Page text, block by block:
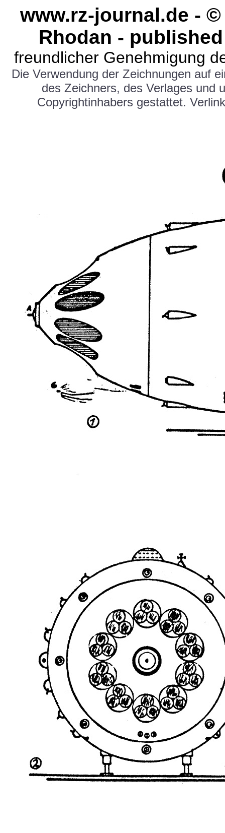
www.rz-journal.de -
Rhodan -
freundlicher Genehmigung
Die Verwendung der Zeichnungen auf
des Zeichners, des Verlages und
Copyrightinhabers gestattet.